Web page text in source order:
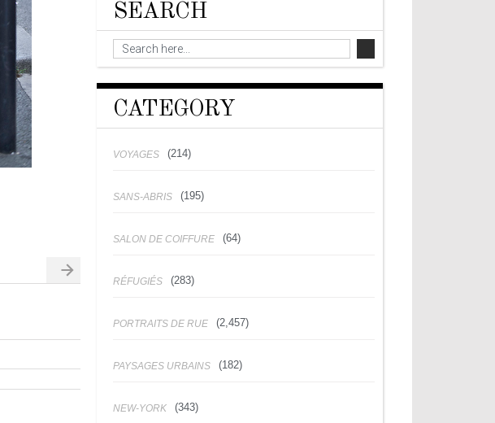
SEARCH
CATEGORY
VOYAGES (214)
SANS-ABRIS (195)
SALON DE COIFFURE (64)
RÉFUGIÉS (283)
PORTRAITS DE RUE (2,457)
PAYSAGES URBAINS (182)
NEW-YORK (343)